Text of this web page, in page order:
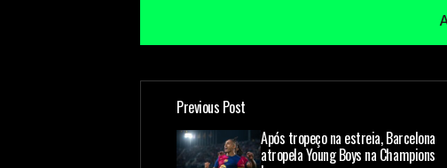
O seu endereço de e-mail não será
Previous Post
Após tropeço na estreia, Barcelona
atropela Young Boys na Champions